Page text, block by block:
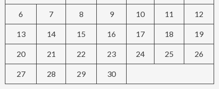
6 7 8 9 10 11 12
13 14 15 16 17 18 19
20 21 22 23 24 25 26
27 28 29 30